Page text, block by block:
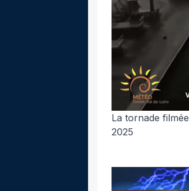
La tornade filmée
2025